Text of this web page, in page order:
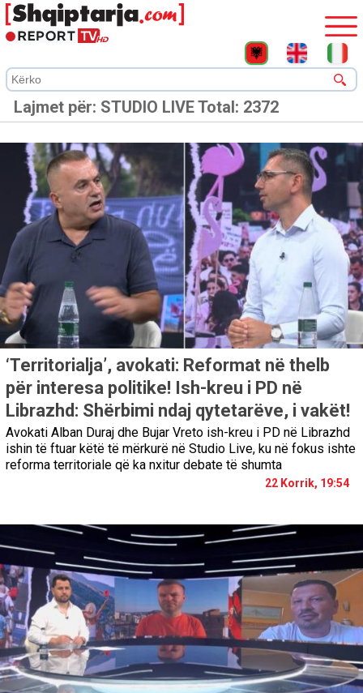
Lajmet për: STUDIO LIVETotal: 2372
‘Territorialja’, avokati: Reformat në thelb
për interesa politike! Ish-kreu i PD në
Librazhd: Shërbimi ndaj qytetarëve, i vakët!
Avokati Alban Duraj dhe Bujar Vreto ish-kreu i PD në Librazhd
ishin të ftuar këtë të mërkurë në Studio Live, ku në fokus ishte
reforma territoriale që ka nxitur debate të shumta
22 Korrik, 19:54